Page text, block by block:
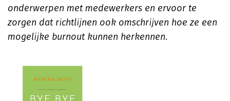
onderwerpen met medewerkers en ervoor te
zorgen dat richtlijnen ook omschrijven hoe ze een
mogelijke burnout kunnen herkennen.